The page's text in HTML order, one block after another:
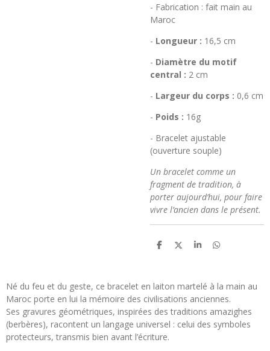
- Fabrication : fait main au
Maroc
- Longueur : 16,5 cm
- Diamètre du motif
central : 2 cm
- Largeur du corps : 0,6 cm
- Poids : 16g
- Bracelet ajustable
(ouverture souple)
Un bracelet comme un
fragment de tradition, à
porter aujourd’hui, pour faire
vivre l’ancien dans le présent.
P
a
g
e
P
g
e
P
a
g
e
P
a
g
e
Né du feu et du geste, ce bracelet en laiton martelé à la main au
Maroc porte en lui la mémoire des civilisations anciennes.
Ses gravures géométriques, inspirées des traditions amazighes
(berbères), racontent un langage universel : celui des symboles
protecteurs, transmis bien avant l’écriture.